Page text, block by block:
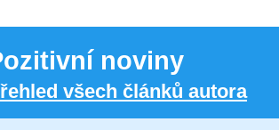
noviny
všech článků autora